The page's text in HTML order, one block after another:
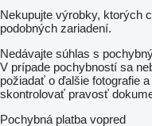
Nekupujte výrobky, ktorých
podobných zariadení.
Nedávajte súhlas s
V prípade pochybností sa
požiadať o ďalšie fotografie
skontrolovať pravosť
Pochybná platba vopred